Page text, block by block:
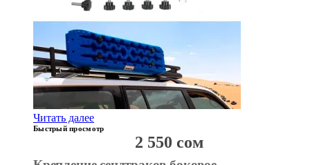
Читать далее
Быстрый просмотр
2 550 сом